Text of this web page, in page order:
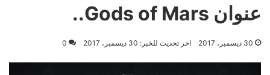
عنوان Gods of Mars..
30 ديسمبر، 2017 اخر تحديث للخبر: 30 ديسمبر، 2017 0